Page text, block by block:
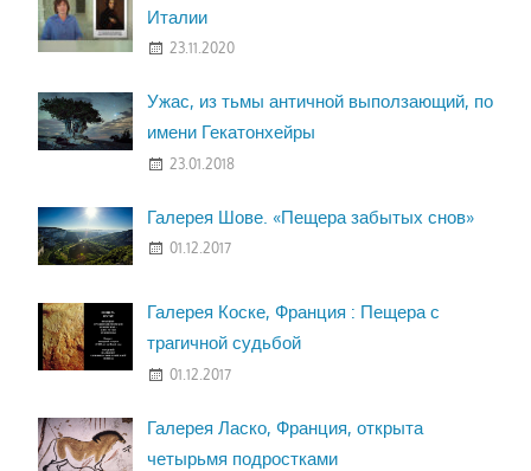
Италии
23.11.2020
Ужас, из тьмы античной выползающий, по
имени Гекатонхейры
23.01.2018
Галерея Шове. «Пещера забытых снов»
01.12.2017
Галерея Коске, Франция : Пещера с
трагичной судьбой
01.12.2017
Галерея Ласко, Франция, открыта
четырьмя подростками